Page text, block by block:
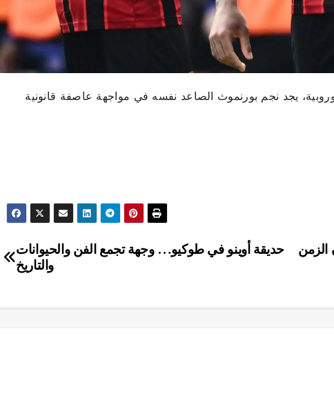
يجد نجم بورنموث الصاعد نفسه في مواجهة عاصفة قانونية
حديقة أوينو في طوكيو… وجهة تجمع الفن والحيوانات
والتاريخ